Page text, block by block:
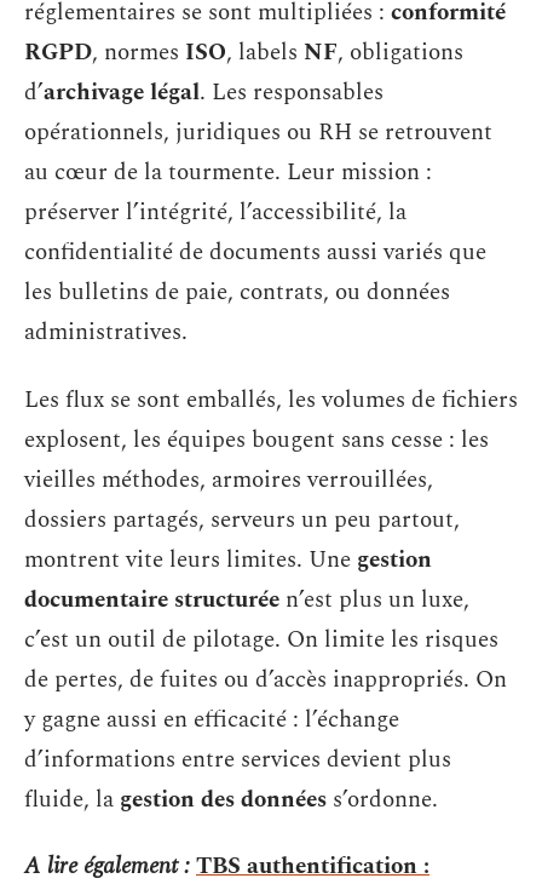
réglementaires se sont multipliées : conformité
RGPD, normes ISO, labels NF, obligations
d’archivage légal. Les responsables
opérationnels, juridiques ou RH se retrouvent
au cœur de la tourmente. Leur mission :
préserver l’intégrité, l’accessibilité, la
confidentialité de documents aussi variés que
les bulletins de paie, contrats, ou données
administratives.
Les flux se sont emballés, les volumes de fichiers
explosent, les équipes bougent sans cesse : les
vieilles méthodes, armoires verrouillées,
dossiers partagés, serveurs un peu partout,
montrent vite leurs limites. Une gestion
documentaire structurée n’est plus un luxe,
c’est un outil de pilotage. On limite les risques
de pertes, de fuites ou d’accès inappropriés. On
y gagne aussi en efficacité : l’échange
d’informations entre services devient plus
fluide, la gestion des données s’ordonne.
A lire également :TBS authentification :